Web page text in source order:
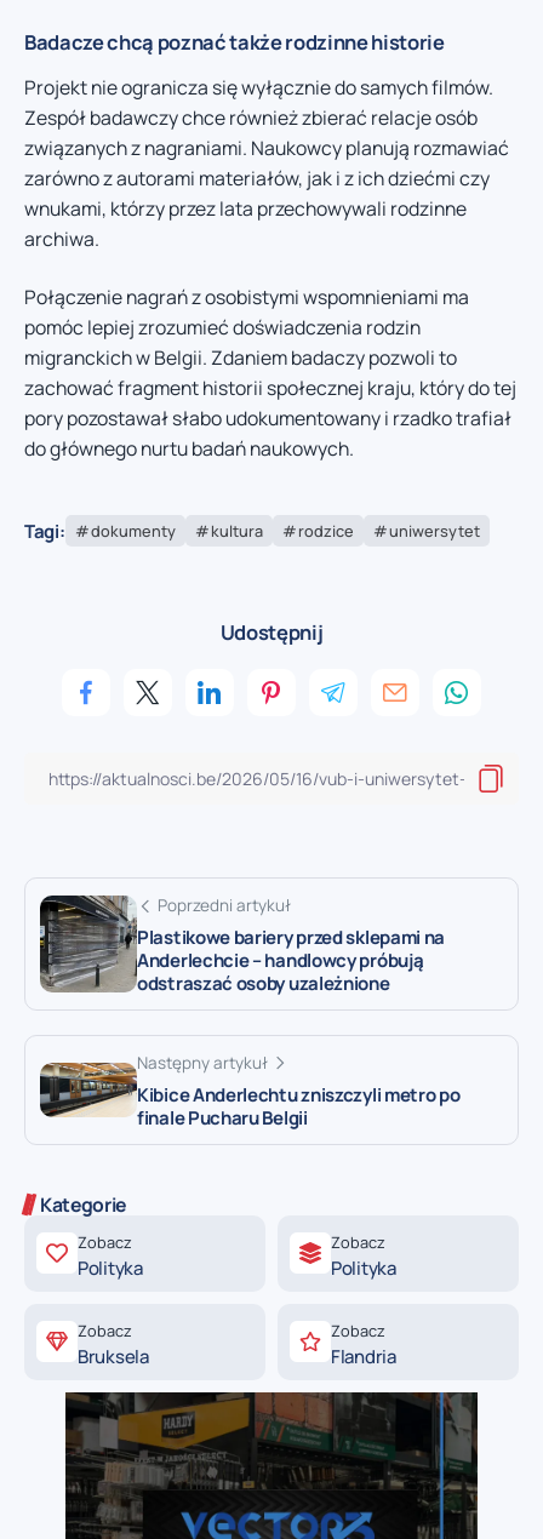
Badacze chcą poznać także rodzinne historie
Projekt nie ogranicza się wyłącznie do samych filmów.
Zespół badawczy chce również zbierać relacje osób
związanych z nagraniami. Naukowcy planują rozmawiać
zarówno z autorami materiałów, jak i z ich dziećmi czy
wnukami, którzy przez lata przechowywali rodzinne
archiwa.
Połączenie nagrań z osobistymi wspomnieniami ma
pomóc lepiej zrozumieć doświadczenia rodzin
migranckich w Belgii. Zdaniem badaczy pozwoli to
zachować fragment historii społecznej kraju, który do tej
pory pozostawał słabo udokumentowany i rzadko trafiał
do głównego nurtu badań naukowych.
Tagi: dokumenty kultura rodzice uniwersytet
Udostępnij
Poprzedni artykuł
Plastikowe bariery przed sklepami na
Anderlechcie – handlowcy próbują
odstraszać osoby uzależnione
Następny artykuł
Kibice Anderlechtu zniszczyli metro po
finale Pucharu Belgii
Kategorie
Zobacz
Polityka
Zobacz
Polityka
Zobacz
Bruksela
Zobacz
Flandria